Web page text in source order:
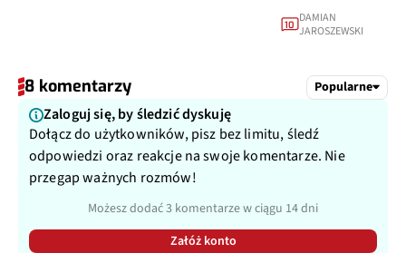
10 DAMIAN
JAROSZEWSKI
8 komentarzy Popularne
Zaloguj się, by śledzić dyskuję
Dołącz do użytkowników, pisz bez limitu, śledź
odpowiedzi oraz reakcje na swoje komentarze. Nie
przegap ważnych rozmów!
Możesz dodać 3 komentarze w ciągu 14 dni
Załóż konto